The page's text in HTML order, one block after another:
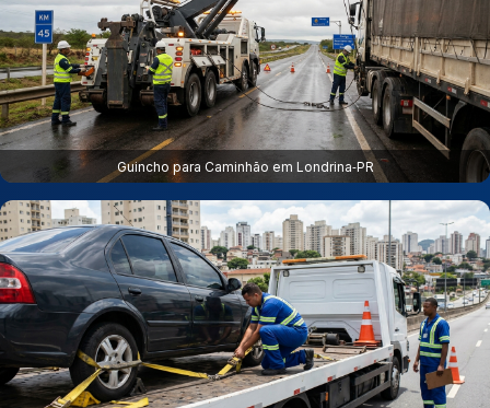
Guincho para Caminhão em Londrina‑PR